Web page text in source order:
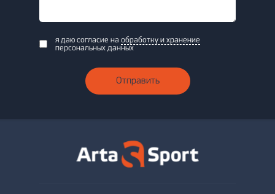
я даю согласие на обработку и хранение
персональных данных
Отправить